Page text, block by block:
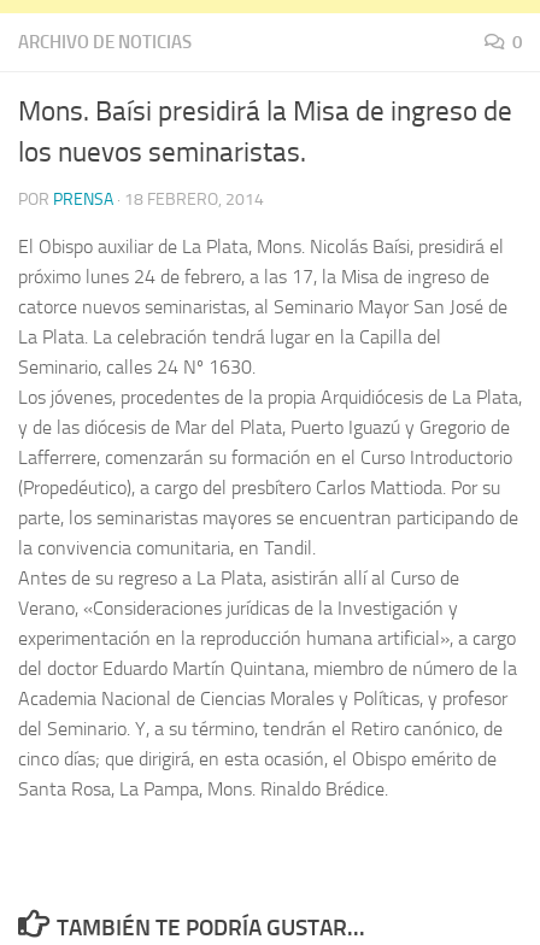
ARCHIVO DE NOTICIAS 0
Mons. Baísi presidirá la Misa de ingreso de
los nuevos seminaristas.
POR PRENSA · 18 FEBRERO, 2014
El Obispo auxiliar de La Plata, Mons. Nicolás Baísi, presidirá el
próximo lunes 24 de febrero, a las 17, la Misa de ingreso de
catorce nuevos seminaristas, al Seminario Mayor San José de
La Plata. La celebración tendrá lugar en la Capilla del
Seminario, calles 24 Nº 1630.
Los jóvenes, procedentes de la propia Arquidiócesis de La Plata,
y de las diócesis de Mar del Plata, Puerto Iguazú y Gregorio de
Lafferrere, comenzarán su formación en el Curso Introductorio
(Propedéutico), a cargo del presbítero Carlos Mattioda. Por su
parte, los seminaristas mayores se encuentran participando de
la convivencia comunitaria, en Tandil.
Antes de su regreso a La Plata, asistirán allí al Curso de
Verano, «Consideraciones jurídicas de la Investigación y
experimentación en la reproducción humana artificial», a cargo
del doctor Eduardo Martín Quintana, miembro de número de la
Academia Nacional de Ciencias Morales y Políticas, y profesor
del Seminario. Y, a su término, tendrán el Retiro canónico, de
cinco días; que dirigirá, en esta ocasión, el Obispo emérito de
Santa Rosa, La Pampa, Mons. Rinaldo Brédice.
TAMBIÉN TE PODRÍA GUSTAR...